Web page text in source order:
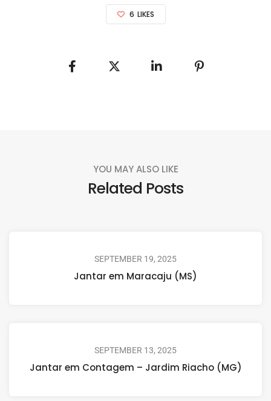
6 LIKES
YOU MAY ALSO LIKE
Related Posts
SEPTEMBER 19, 2025
Jantar em Maracaju (MS)
SEPTEMBER 13, 2025
Jantar em Contagem – Jardim Riacho (MG)